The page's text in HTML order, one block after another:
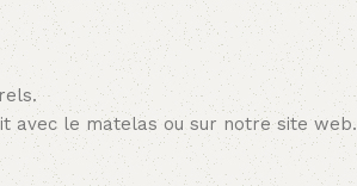
avec le matelas ou sur notre site web.